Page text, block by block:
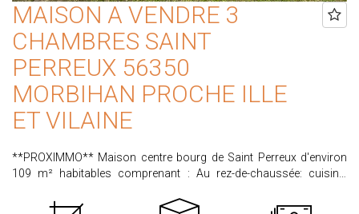
MAISON A VENDRE 3
CHAMBRES SAINT
PERREUX 56350
MORBIHAN PROCHE ILLE
ET VILAINE
**PROXIMMO** Maison centre bourg de Saint Perreux d'environ
109 m² habitables comprenant : Au rez-de-chaussée: cuisine,
bain. Le tout sur un terrain arborée et clos d'environ 1181 m²